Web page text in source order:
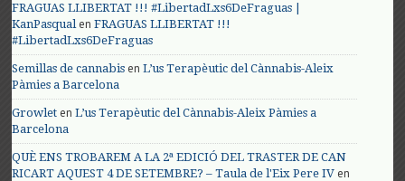
FRAGUAS LLIBERTAT !!! #LibertadLxs6DeFraguas |
KanPasqualenFRAGUAS LLIBERTAT !!!
#LibertadLxs6DeFraguas
Semillas de cannabis enL’us Terapèutic del Cànnabis-Aleix
Pàmies a Barcelona
Growlet enL’us Terapèutic del Cànnabis-Aleix Pàmies a
Barcelona
QUÈ ENS TROBAREM A LA 2ª EDICIÓ DEL TRASTER DE CAN
RICART AQUEST 4 DE SETEMBRE? – Taula de l'Eix Pere IV en